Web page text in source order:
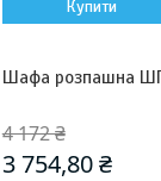
Купити
Шафа розпашна
4 172 ₴
3 754,80 ₴